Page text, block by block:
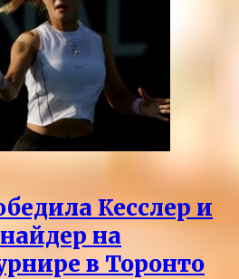
Кесслер и
на
в Торонто